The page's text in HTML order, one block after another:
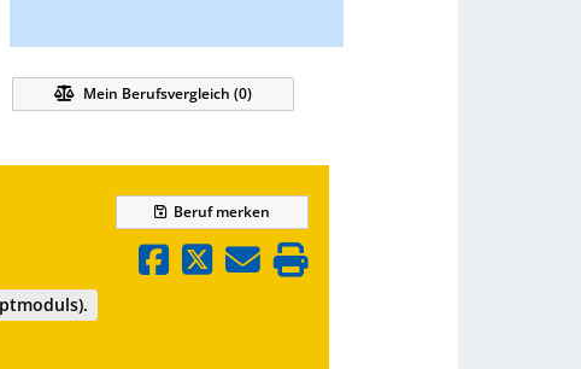
Mein Berufsvergleich (0)
Berufmerken